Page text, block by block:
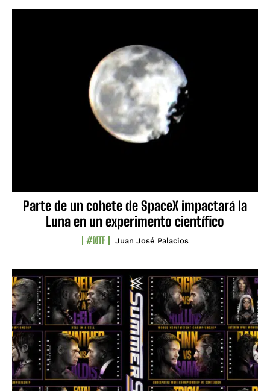
Parte de un cohete de SpaceX impactará la
Luna en un experimento científico
#NTF Juan José Palacios